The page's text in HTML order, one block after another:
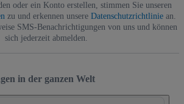
oder ein Konto erstellen, stimmen Sie unseren
zu und erkennen unsere Datenschutzrichtliniean.
SMS-Benachrichtigungen von uns und können
sich jederzeit abmelden.
in der ganzen Welt